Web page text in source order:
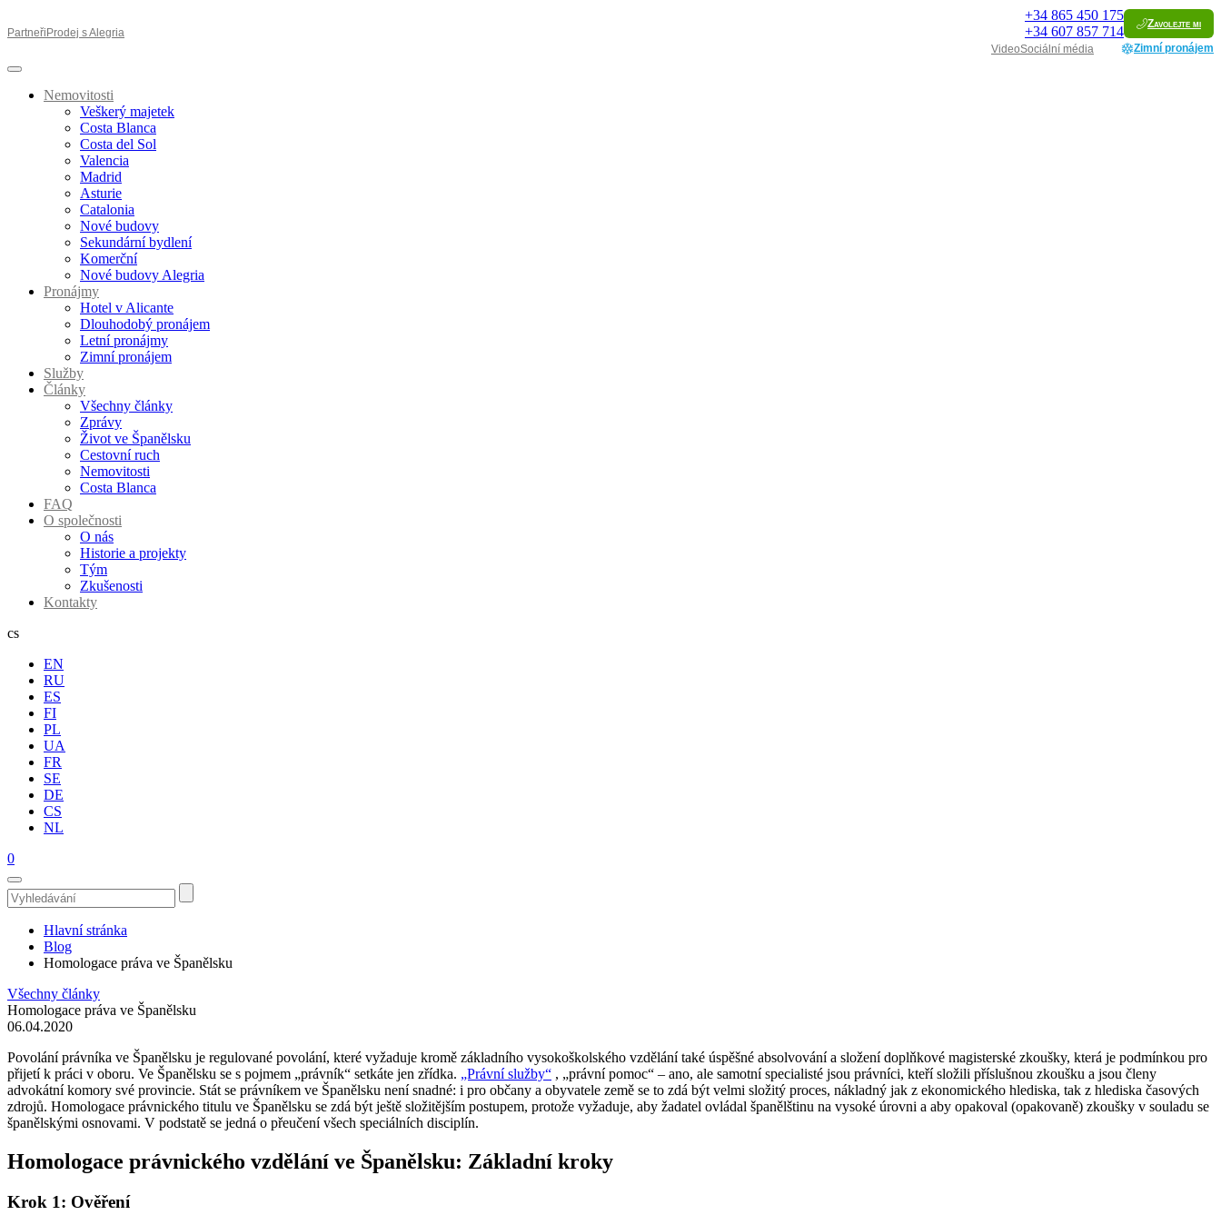
Partneři Prodej s Alegria
+34 865 450 175
+34 607 857 714
Zavolejte mi
VideoSociální média Zimní pronájem
Nemovitosti
Veškerý majetek
Costa Blanca
Costa del Sol
Valencia
Madrid
Asturie
Catalonia
Nové budovy
Sekundární bydlení
Komerční
Nové budovy Alegria
Pronájmy
Hotel v Alicante
Dlouhodobý pronájem
Letní pronájmy
Zimní pronájem
Služby
Články
Všechny články
Zprávy
Život ve Španělsku
Cestovní ruch
Nemovitosti
Costa Blanca
FAQ
O společnosti
O nás
Historie a projekty
Tým
Zkušenosti
Kontakty
cs
EN
RU
ES
FI
PL
UA
FR
SE
DE
CS
NL
0
Hlavní stránka
Blog
Homologace práva ve Španělsku
Všechny články
Homologace práva ve Španělsku
06.04.2020
Povolání právníka ve Španělsku je regulované povolání, které vyžaduje kromě základního vysokoškolského vzdělání také úspěšné absolvování a složení doplňkové magisterské zkoušky, která je podmínkou pro
přijetí k práci v oboru. Ve Španělsku se s pojmem „právník“ setkáte jen zřídka. „Právní služby“ , „právní pomoc“ – ano, ale samotní specialisté jsou právníci, kteří složili příslušnou zkoušku a jsou členy
advokátní komory své provincie. Stát se právníkem ve Španělsku není snadné: i pro občany a obyvatele země se to zdá být velmi složitý proces, nákladný jak z ekonomického hlediska, tak z hlediska časových
zdrojů. Homologace právnického titulu ve Španělsku se zdá být ještě složitějším postupem, protože vyžaduje, aby žadatel ovládal španělštinu na vysoké úrovni a aby opakoval (opakovaně) zkoušky v souladu se
španělskými osnovami. V podstatě se jedná o přeučení všech speciálních disciplín.
Homologace právnického vzdělání ve Španělsku: Základní kroky
Krok 1: Ověření